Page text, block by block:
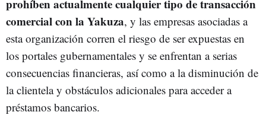
prohíben actualmente cualquier tipo de transacción
comercial con la Yakuza, y las empresas asociadas a
esta organización corren el riesgo de ser expuestas en
los portales gubernamentales y se enfrentan a serias
consecuencias financieras, así como a la disminución de
la clientela y obstáculos adicionales para acceder a
préstamos bancarios.